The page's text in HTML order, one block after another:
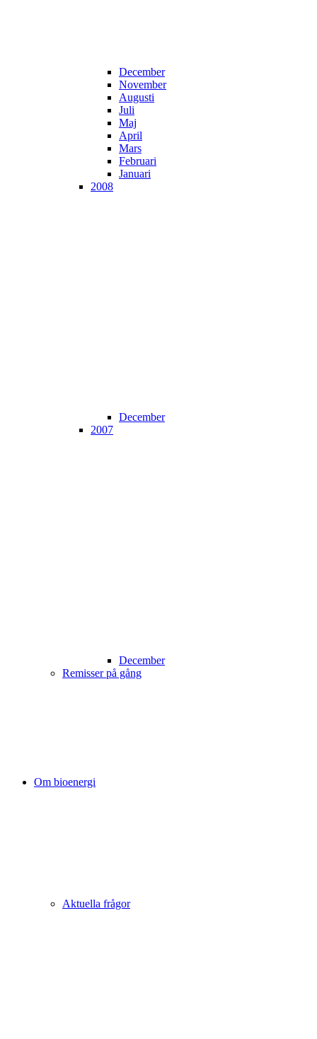
December
November
Augusti
Juli
Maj
April
Mars
Februari
Januari
2008
December
2007
December
Remisser på gång
Om bioenergi
Aktuella frågor